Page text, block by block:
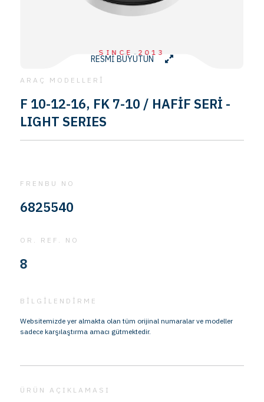
SINCE 2013
RESMİ BÜYÜTÜN
ARAÇ MODELLERİ
F 10-12-16, FK 7-10 / HAFİF SERİ -
LIGHT SERIES
FRENBU NO
6825540
OR. REF. NO
BİLGİLENDİRME
Websitemizde yer almakta olan tüm orijinal numaralar ve modeller
sadece karşılaştırma amacı gütmektedir.
ÜRÜN AÇIKLAMASI